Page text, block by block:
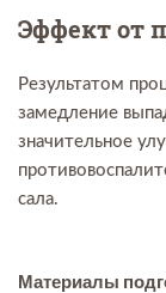
Эффект от
Результатом
замедление
значительное
сала.
Материалы